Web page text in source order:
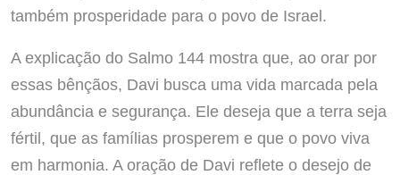
também prosperidade para o povo de Israel.
A explicação do Salmo 144 mostra que, ao orar por
essas bênçãos, Davi busca uma vida marcada pela
abundância e segurança. Ele deseja que a terra seja
fértil, que as famílias prosperem e que o povo viva
em harmonia. A oração de Davi reflete o desejo de